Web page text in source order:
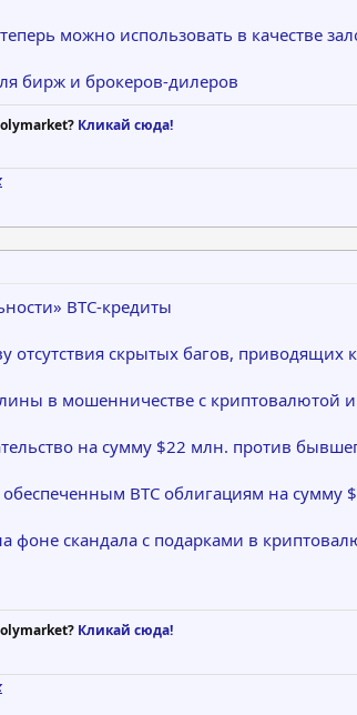
можно использовать в качестве
бирж и брокеров-дилеров
Кликай сюда!
BTC-кредиты
отсутствия скрытых багов,
в мошенничестве с криптовалютой
на сумму $22 млн. против
BTC облигациям на сумму
фоне скандала с подарками в
Кликай сюда!